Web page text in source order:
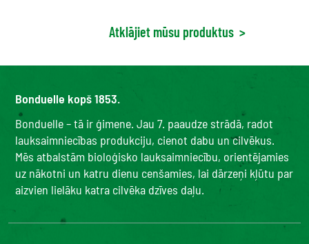
Atklājiet mūsu produktus >
Bonduelle kopš 1853.
Bonduelle – tā ir ģimene. Jau 7. paaudze strādā, radot
lauksaimniecības produkciju, cienot dabu un cilvēkus.
Mēs atbalstām bioloģisko lauksaimniecību, orientējamies
uz nākotni un katru dienu cenšamies, lai dārzeņi kļūtu par
aizvien lielāku katra cilvēka dzīves daļu.